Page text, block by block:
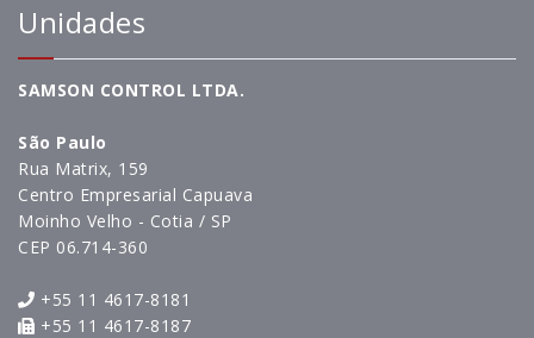
Unidades
SAMSON CONTROL LTDA.
São Paulo
Rua Matrix, 159
Centro Empresarial Capuava
Moinho Velho - Cotia / SP
CEP 06.714-360
+55 11 4617-8181
+55 11 4617-8187